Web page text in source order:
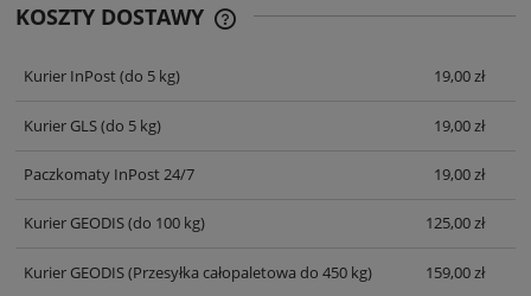
KOSZTY DOSTAWY
Kurier InPost(do 5 kg) 19,00 zł
Kurier GLS(do 5 kg) 19,00 zł
Paczkomaty InPost 24/7 19,00 zł
Kurier GEODIS(do 100 kg) 125,00 zł
Kurier GEODIS(Przesyłka całopaletowa do 450 kg) 159,00 zł